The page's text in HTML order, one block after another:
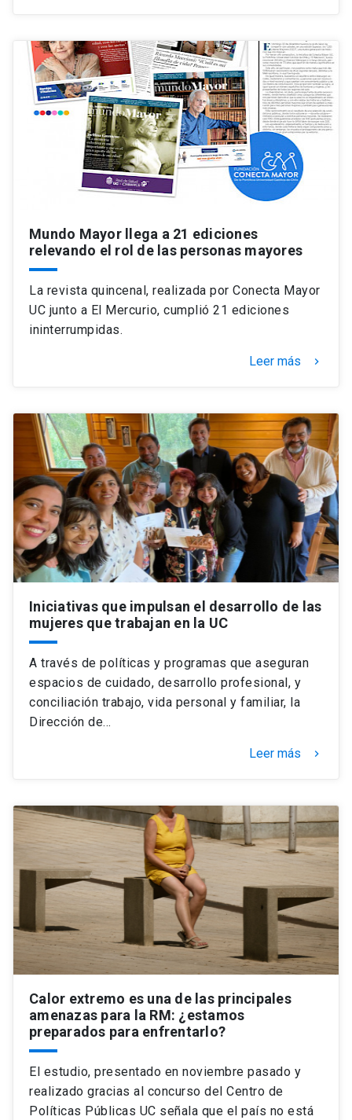
Mundo Mayor llega a 21 ediciones
relevando el rol de las personas mayores
La revista quincenal, realizada por Conecta Mayor
UC junto a El Mercurio, cumplió 21 ediciones
ininterrumpidas.
Leer más keyboard_arrow_right
Iniciativas que impulsan el desarrollo de las
mujeres que trabajan en la UC
A través de políticas y programas que aseguran
espacios de cuidado, desarrollo profesional, y
conciliación trabajo, vida personal y familiar, la
Dirección de…
Leer más keyboard_arrow_right
Calor extremo es una de las principales
amenazas para la RM: ¿estamos
preparados para enfrentarlo?
El estudio, presentado en noviembre pasado y
realizado gracias al concurso del Centro de
Políticas Públicas UC señala que el país no está